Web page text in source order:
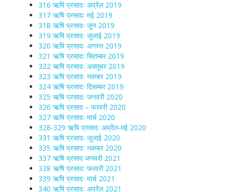
316 ऋषि प्रसादः अप्रैल 2019
317 ऋषि प्रसादः मई 2019
318 ऋषि प्रसादः जून 2019
319 ऋषि प्रसादः जुलाई 2019
320 ऋषि प्रसादः अगस्त 2019
321 ऋषि प्रसादः सितम्बर 2019
322 ऋषि प्रसादः अक्तूबर 2019
323 ऋषि प्रसादः नवम्बर 2019
324 ऋषि प्रसादः दिसम्बर 2019
325 ऋषि प्रसादः जनवरी 2020
326 ऋषि प्रसाद – फरवरी 2020
327 ऋषि प्रसादः मार्च 2020
328-329 ऋषि प्रसादः अप्रैल-मई 2020
331 ऋषि प्रसादः जुलाई 2020
335 ऋषि प्रसादः नवम्बर 2020
337 ऋषि प्रसाद जनवरी 2021
338 ऋषि प्रसादः फरवरी 2021
339 ऋषि प्रसादः मार्च 2021
340 ऋषि प्रसादः अप्रैल 2021